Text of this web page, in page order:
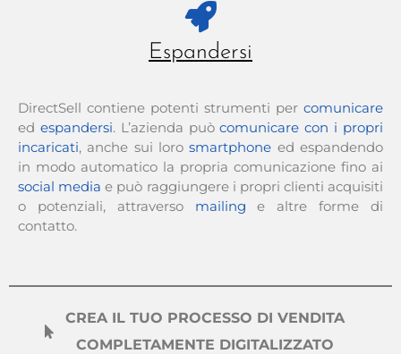
Espandersi
DirectSell contiene potenti strumenti per comunicare
ed espandersi. L’azienda puòcomunicare con i propri
incaricati, anche sui lorosmartphone ed espandendo
in modo automatico la propria comunicazione fino ai
social media e può raggiungere i propri clienti acquisiti
o potenziali, attraverso mailing e altre forme di
contatto.
CREA IL TUO PROCESSO DI VENDITA
COMPLETAMENTE DIGITALIZZATO